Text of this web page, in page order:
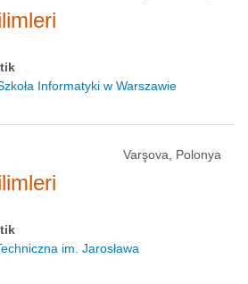
Informatyki w Warszawie
Varşova, Polonya
im. Jarosława